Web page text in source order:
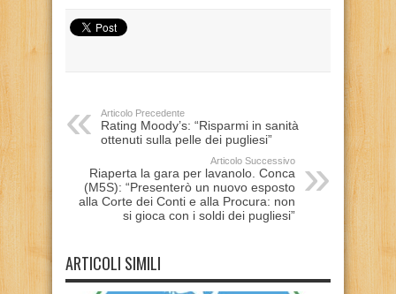
Articolo Precedente
Rating Moody’s: “Risparmi in sanità
ottenuti sulla pelle dei pugliesi”
Articolo Successivo
Riaperta la gara per lavanolo. Conca
(M5S): “Presenterò un nuovo esposto
alla Corte dei Conti e alla Procura: non
si gioca con i soldi dei pugliesi”
ARTICOLI SIMILI